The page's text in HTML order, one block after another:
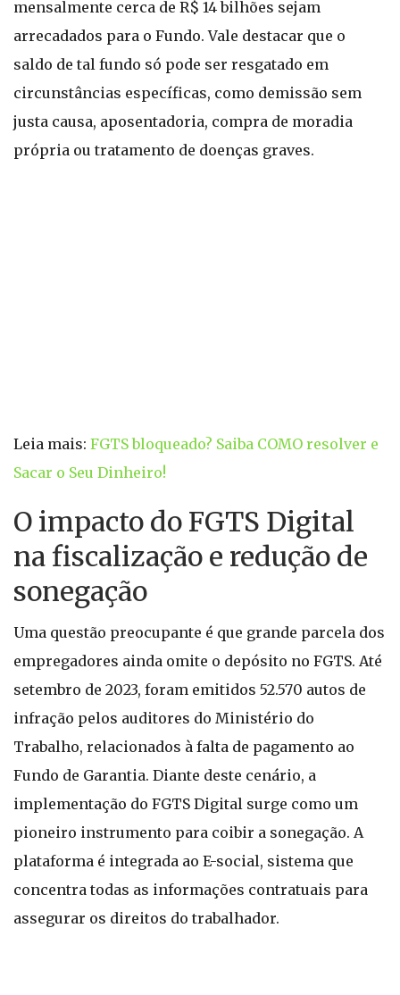
mensalmente cerca de R$ 14 bilhões sejam
arrecadados para o Fundo. Vale destacar que o
saldo de tal fundo só pode ser resgatado em
circunstâncias específicas, como demissão sem
justa causa, aposentadoria, compra de moradia
própria ou tratamento de doenças graves.
Leia mais: FGTS bloqueado? Saiba COMO resolver e
Sacar o Seu Dinheiro!
O impacto do FGTS Digital
na fiscalização e redução de
sonegação
Uma questão preocupante é que grande parcela dos
empregadores ainda omite o depósito no FGTS. Até
setembro de 2023, foram emitidos 52.570 autos de
infração pelos auditores do Ministério do
Trabalho, relacionados à falta de pagamento ao
Fundo de Garantia. Diante deste cenário, a
implementação do FGTS Digital surge como um
pioneiro instrumento para coibir a sonegação. A
plataforma é integrada ao E-social, sistema que
concentra todas as informações contratuais para
assegurar os direitos do trabalhador.